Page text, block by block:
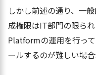
しかし前述の通り、一
成権限はIT部門の限ら
Platformの運用を行っ
ールするのが難しい場合